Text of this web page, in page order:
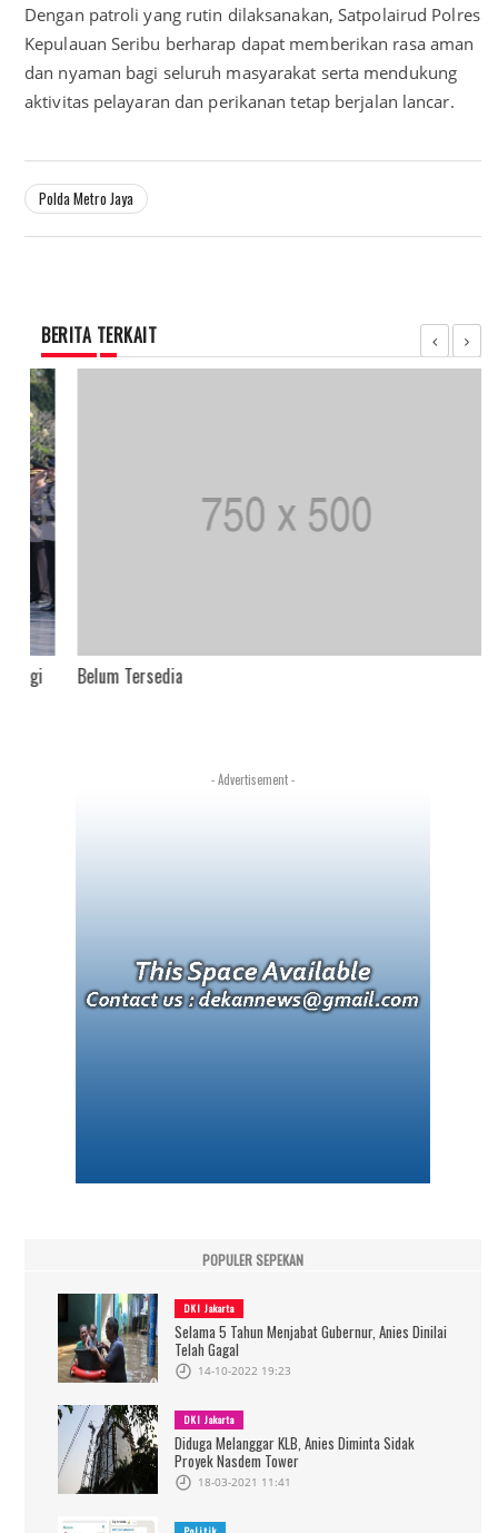
Dengan patroli yang rutin dilaksanakan, Satpolairud Polres
Kepulauan Seribu berharap dapat memberikan rasa aman
dan nyaman bagi seluruh masyarakat serta mendukung
aktivitas pelayaran dan perikanan tetap berjalan lancar.
Polda Metro Jaya
BERITA TERKAIT
Belum Tersedia
- Advertisement -
POPULER SEPEKAN
DKI Jakarta
Selama 5 Tahun Menjabat Gubernur, Anies Dinilai
Telah Gagal
14-10-2022 19:23
DKI Jakarta
Diduga Melanggar KLB, Anies Diminta Sidak
Proyek Nasdem Tower
18-03-2021 11:41